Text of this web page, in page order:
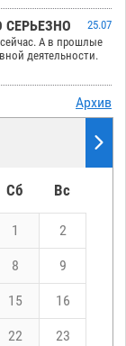
25.07
А в прошлые
деятельности.
Архив
Сб Вс
1 2
8 9
15 16
22 23